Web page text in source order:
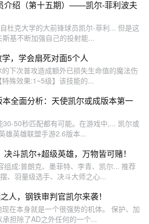
介绍（第十五期）——凯尔-菲利波夫
杜克大学的大前锋球员凯尔-菲利... 但是这
基不断加强自己的投射能...
，学会扇死对面5个人
的下次普攻造成额外已损失生命值的魔法伤
殊效果:1~5级】该技能的...
全面分析：天使凯尔或成版本第一
50秒匹配都有可能。在游戏中,... 凯尔或
雄英雄联盟手游2.6版本...
斗凯尔+超级英雄，万物皆可赌！
组成:普朗克、墨菲特、李青、凯尔... 推荐
、羽量级选手、决斗大师之心...
人，钢铁审判官凯尔来袭！
在本身就是一个很强势的机体。 保护、加
担除了AD之外任何的一个...